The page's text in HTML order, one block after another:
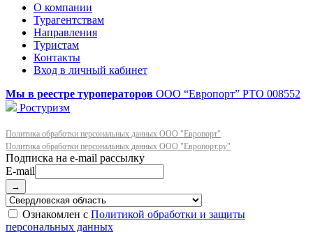
О компании
Турагентствам
Направления
Туристам
Контакты
Вход в личный кабинет
Мы в реестре туроператоров ООО “Европорт” РТО 008552
Ростуризм
Политика обработки персональных данных ООО "Европорт"
Политика обработки персональных данных ООО "Европорт.ру"
E-mail
→
Ознакомлен с Политикой обработки и защиты
персональных данных